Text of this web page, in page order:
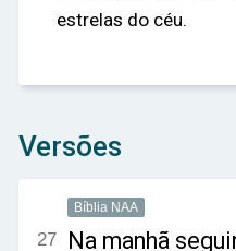
estrelas do céu.
Versões
Bíblia NAA
27 Na manhã